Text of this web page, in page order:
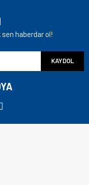
haberdar ol!
KAYDOL